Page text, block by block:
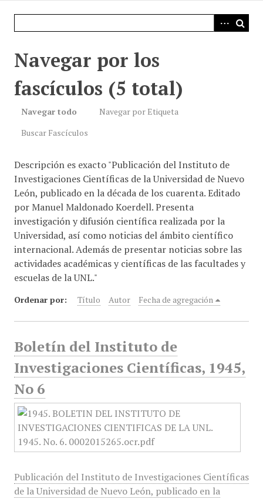
Navegar por los
fascículos (5 total)
Navegar todo
Navegar por Etiqueta
Buscar Fascículos
Descripción es exacto "Publicación del Instituto de
Investigaciones Científicas de la Universidad de Nuevo
León, publicado en la década de los cuarenta. Editado
por Manuel Maldonado Koerdell. Presenta
investigación y difusión científica realizada por la
Universidad, así como noticias del ámbito científico
internacional. Además de presentar noticias sobre las
actividades académicas y científicas de las facultades y
escuelas de la UNL."
Ordenar por: Título Autor Fecha de agregación
Boletín del Instituto de
Investigaciones Científicas, 1945,
No 6
Publicación del Instituto de Investigaciones Científicas
de la Universidad de Nuevo León, publicado en la